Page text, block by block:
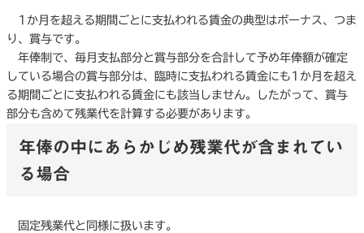
1か月を超える期間ごとに支払われる賃金の典型はボーナス、つま
り、賞与です。
年俸制で、毎月支払部分と賞与部分を合計して予め年俸額が確定
している場合の賞与部分は、臨時に支払われる賃金にも1か月を超え
る期間ごとに支払われる賃金にも該当しません。したがって、賞与
部分も含めて残業代を計算する必要があります。
年俸の中にあらかじめ残業代が含まれてい
る場合
固定残業代と同様に扱います。